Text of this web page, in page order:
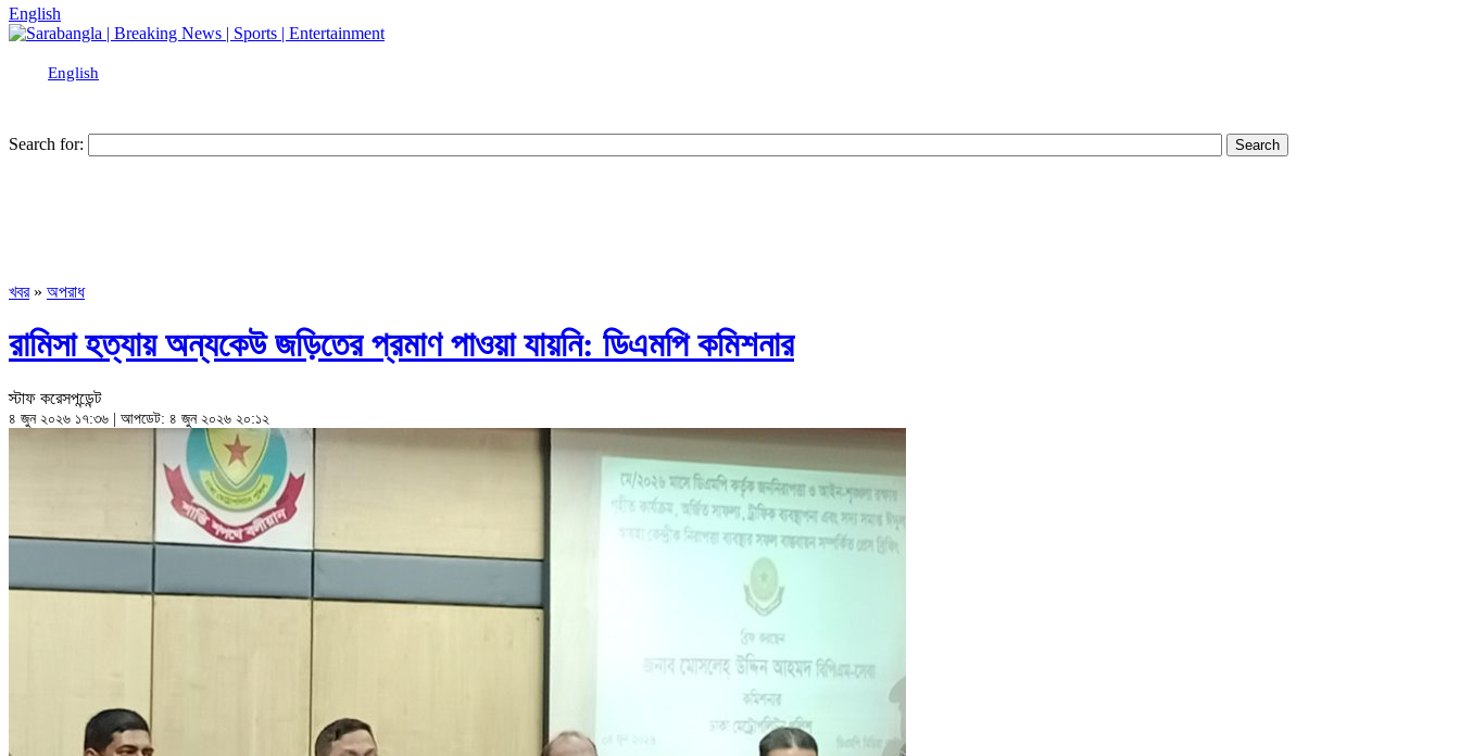
English
English
Search for:
খবর » অপরাধ
রামিসা হত্যায় অন্যকেউ জড়িতের প্রমাণ পাওয়া যায়নি: ডিএমপি কমিশনার
স্টাফ করেসপন্ডেন্ট
৪ জুন ২০২৬ ১৭:৩৬ | আপডেট: ৪ জুন ২০২৬ ২০:১২